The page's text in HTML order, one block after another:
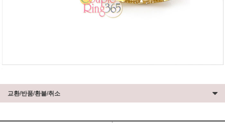
교환/반품/환불/취소